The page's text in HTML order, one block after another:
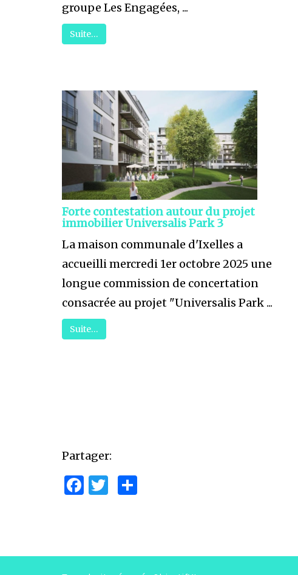
groupe Les Engagées, ...
Suite…
Forte contestation autour du projet
immobilier Universalis Park 3
La maison communale d'Ixelles a
accueilli mercredi 1er octobre 2025 une
longue commission de concertation
consacrée au projet "Universalis Park ...
Suite…
Partager:
Facebook
Twitter